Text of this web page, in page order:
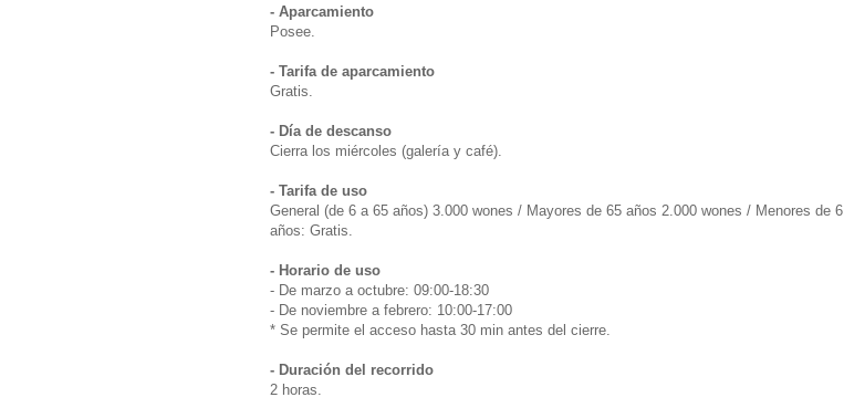
- Aparcamiento
Posee.
- Tarifa de aparcamiento
Gratis.
- Día de descanso
Cierra los miércoles (galería y café).
- Tarifa de uso
General (de 6 a 65 años) 3.000 wones / Mayores de 65 años 2.000 wones / Menores de 6
años: Gratis.
- Horario de uso
- De marzo a octubre: 09:00-18:30
- De noviembre a febrero: 10:00-17:00
* Se permite el acceso hasta 30 min antes del cierre.
- Duración del recorrido
2 horas.